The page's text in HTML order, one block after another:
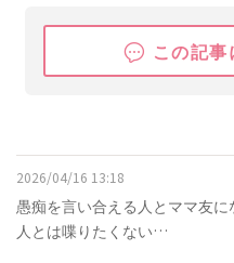
この記
2026/04/16 13:18
愚痴を言い合える人とママ友
人とは喋りたくない…